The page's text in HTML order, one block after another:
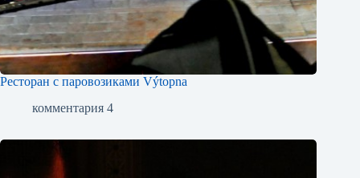
Ресторан с паровозиками Výtopna
комментария 4